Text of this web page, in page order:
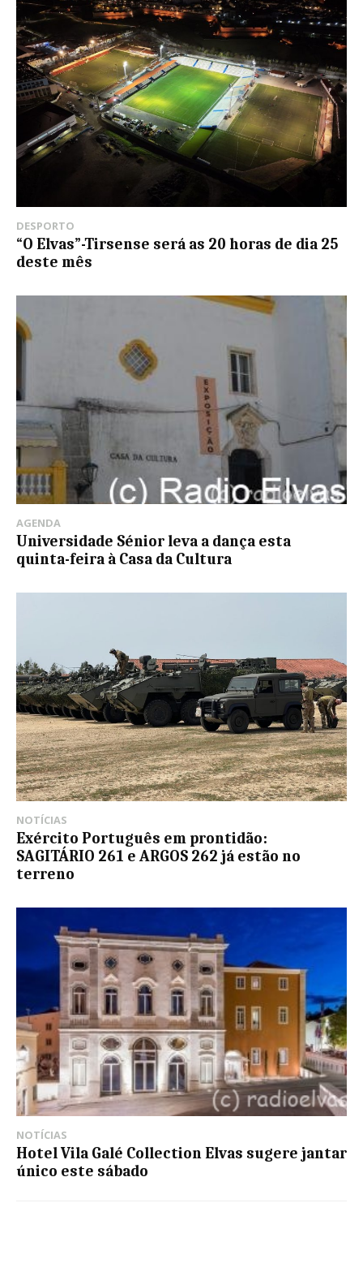
DESPORTO
“O Elvas”-Tirsense será as 20 horas de dia 25
deste mês
AGENDA
​Universidade Sénior leva a dança esta
quinta-feira à Casa da Cultura
NOTÍCIAS
Exército Português em prontidão:
SAGITÁRIO 261 e ARGOS 262 já estão no
terreno
NOTÍCIAS
Hotel Vila Galé Collection Elvas sugere jantar
único este sábado